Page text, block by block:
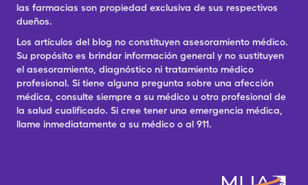
las farmacias son propiedad exclusiva de sus respectivos
dueños.
Los artículos del blog no constituyen asesoramiento médico.
Su propósito es brindar información general y no sustituyen
el asesoramiento, diagnóstico ni tratamiento médico
profesional. Si tiene alguna pregunta sobre una afección
médica, consulte siempre a su médico u otro profesional de
la salud cualificado. Si cree tener una emergencia médica,
llame inmediatamente a su médico o al 911.